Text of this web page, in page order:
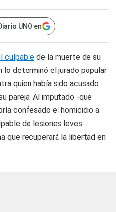
UNO en
culpable de la muerte de su
lo determinó el jurado popular
quien había sido acusado
pareja. Al imputado -que
confesado el homicidio a
de lesiones leves
que recuperará la libertad en